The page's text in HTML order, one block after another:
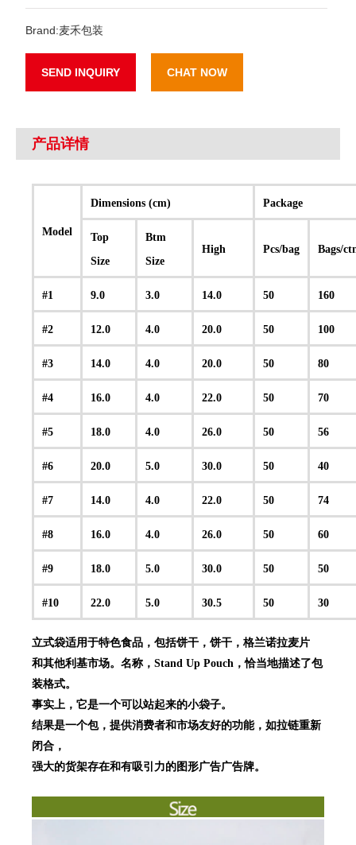
Brand:麦禾包装
SEND INQUIRY CHAT NOW
产品详情
Model
Dimensions (cm) Package
Top
Size
Btm
Size
High Pcs/bag Bags/
#1 9.0 3.0 14.0 50 160
#2 12.0 4.0 20.0 50 100
#3 14.0 4.0 20.0 50 80
#4 16.0 4.0 22.0 50 70
#5 18.0 4.0 26.0 50 56
#6 20.0 5.0 30.0 50 40
#7 14.0 4.0 22.0 50 74
#8 16.0 4.0 26.0 50 60
#9 18.0 5.0 30.0 50 50
#10 22.0 5.0 30.5 50 30
立式袋适用于特色食品，包括饼干，饼干，格兰诺拉麦片
和其他利基市场。名称，Stand Up Pouch，恰当地描述了包
装格式。
事实上，它是一个可以站起来的小袋子。
结果是一个包，提供消费者和市场友好的功能，如拉链重新
闭合，
强大的货架存在和有吸引力的图形广告广告牌。